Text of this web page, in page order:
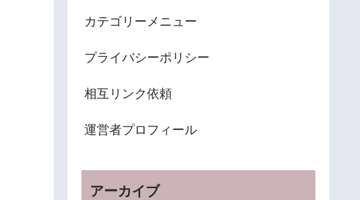
カテゴリーメニュー
プライバシーポリシー
相互リンク依頼
運営者プロフィール
アーカイブ